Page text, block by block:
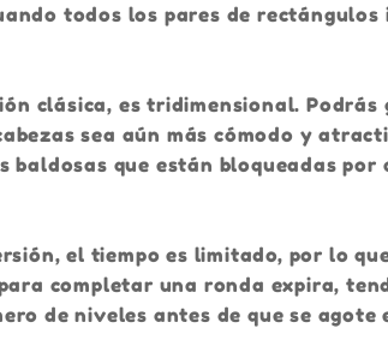
todos los pares de rectángulos
clásica, es tridimensional. Podrás
sea aún más cómodo y
baldosas que están bloqueadas por
el tiempo es limitado, por lo
completar una ronda expira,
de niveles antes de que se agote